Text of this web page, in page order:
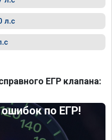
л.с
ЕГР клапана:
ошибок по ЕГР!